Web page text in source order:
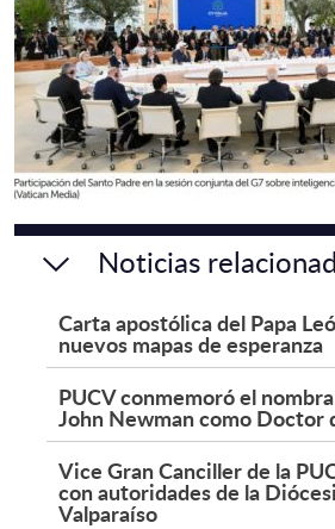
Noticias
Carta apostólica del Papa
nuevos mapas de esperanza
PUCV conmemoró el
John Newman como Doctor
Vice Gran Canciller de la
con autoridades de la
Valparaíso